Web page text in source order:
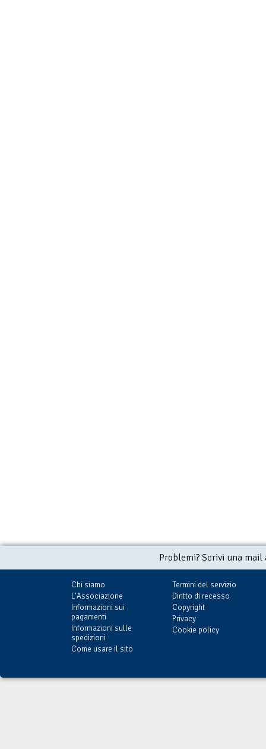
Problemi? Scrivi una
Chi siamo
L'Associazione
Informazioni sui
pagamenti
Informazioni sulle
spedizioni
Come usare il sito
Termini del servizio
Diritto di recesso
Copyright
Privacy
Cookie policy